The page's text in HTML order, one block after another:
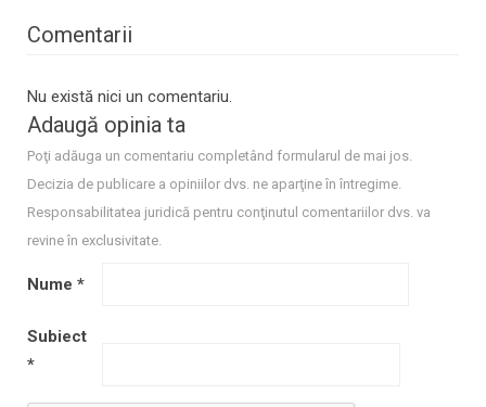
Comentarii
Nu există nici un comentariu.
Adaugă opinia ta
Poţi adăuga un comentariu completând formularul de mai jos.
Decizia de publicare a opiniilor dvs. ne aparţine în întregime.
Responsabilitatea juridică pentru conţinutul comentariilor dvs. va
revine în exclusivitate.
Nume *
Subiect
*